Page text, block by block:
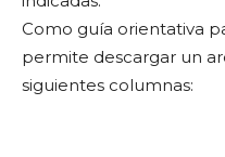
Como guía orientativa
permite descargar un
siguientes columnas: